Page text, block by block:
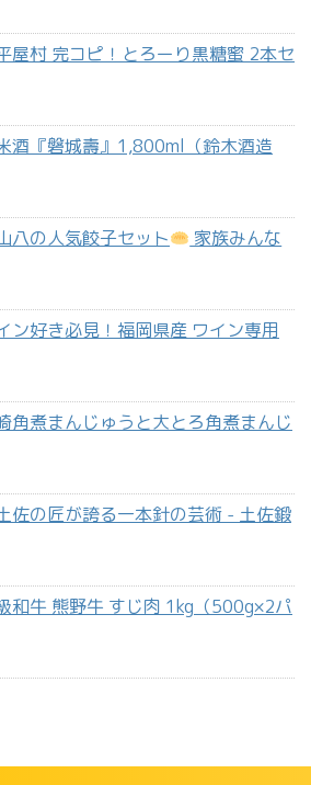
屋村 完コピ！とろーり黒糖蜜 2本セ
酒『磐城壽』1,800ml（鈴木酒造
八の人気餃子セット
家族みんな
ン好き必見！福岡県産 ワイン専用
角煮まんじゅうと大とろ角煮まんじ
佐の匠が誇る一本針の芸術 - 土佐鍛
和牛 熊野牛 すじ肉 1kg（500g×2パ